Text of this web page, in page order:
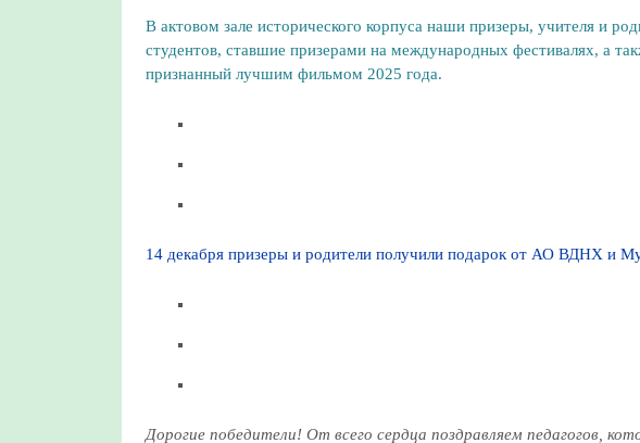
В актовом зале исторического корпуса наши призеры, учителя и
студентов, ставшие призерами на международных фестивалях, а
признанный лучшим фильмом 2025 года.
14 декабря призеры и родители получили подарок от АО ВДНХ и
Дорогие победители! От всего сердца поздравляем педагогов,